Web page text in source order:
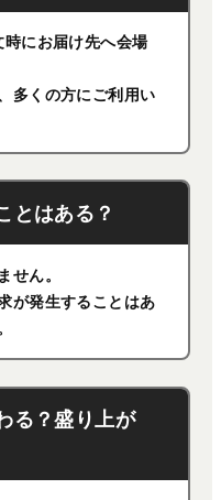
にお届け先へ会場
多くの方にご利用い
とはある？
せん。
が発生することはあ
る？盛り上が